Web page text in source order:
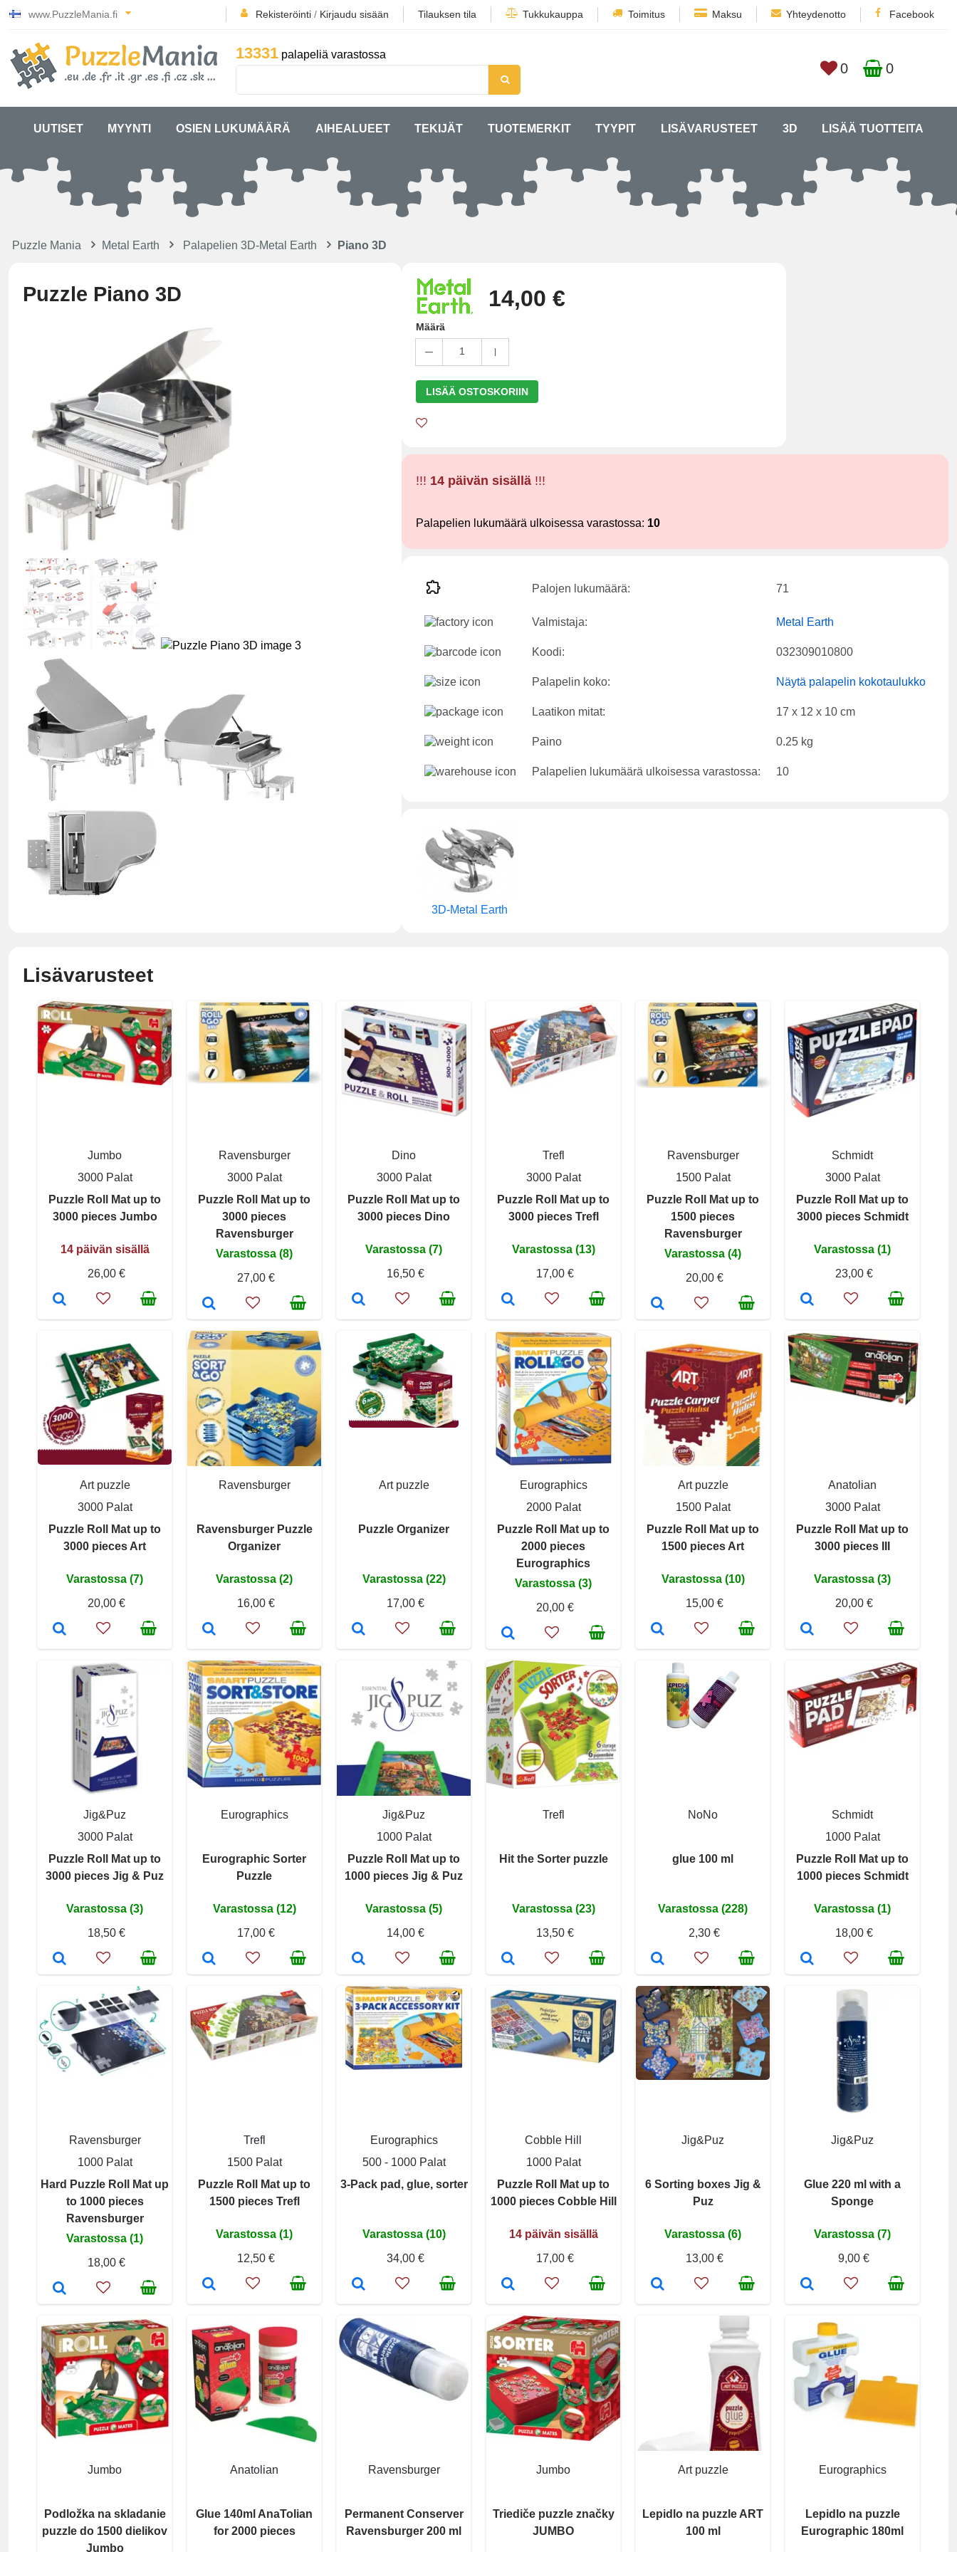
www.PuzzleMania.fi Rekisteröinti / Kirjaudu sisään Tilauksen tila Tukkukauppa Toimitus Maksu Yhteydenotto Facebook
13331 palapeliä varastossa
0 0
UUTISET MYYNTI OSIEN LUKUMÄÄRÄ AIHEALUEET TEKIJÄT TUOTEMERKIT TYYPIT LISÄVARUSTEET 3D LISÄÄ TUOTTEITA
Puzzle Mania Metal Earth Palapelien 3D-Metal Earth Piano 3D
Puzzle Piano 3D 14,00 €
Määrä
1
LISÄÄ OSTOSKORIIN
!!! 14 päivän sisällä !!!
Palapelien lukumäärä ulkoisessa varastossa: 10
Palojen lukumäärä: 71
Valmistaja: Metal Earth
Koodi: 032309010800
Palapelin koko: Näytä palapelin kokotaulukko
Laatikon mitat: 17 x 12 x 10 cm
Paino 0.25 kg
Palapelien lukumäärä ulkoisessa varastossa: 10
3D-Metal Earth
Lisävarusteet
Jumbo
3000 Palat
Puzzle Roll Mat up to
3000 pieces Jumbo
14 päivän sisällä
26,00 €
Ravensburger
3000 Palat
Puzzle Roll Mat up to
3000 pieces
Ravensburger
Varastossa (8)
27,00 €
Dino
3000 Palat
Puzzle Roll Mat up to
3000 pieces Dino
Varastossa (7)
16,50 €
Trefl
3000 Palat
Puzzle Roll Mat up to
3000 pieces Trefl
Varastossa (13)
17,00 €
Ravensburger
1500 Palat
Puzzle Roll Mat up to
1500 pieces
Ravensburger
Varastossa (4)
20,00 €
Schmidt
3000 Palat
Puzzle Roll Mat up to
3000 pieces Schmidt
Varastossa (1)
23,00 €
Art puzzle
3000 Palat
Puzzle Roll Mat up to
3000 pieces Art
Varastossa (7)
20,00 €
Ravensburger
Ravensburger Puzzle
Organizer
Varastossa (2)
16,00 €
Art puzzle
Puzzle Organizer
Varastossa (22)
17,00 €
Eurographics
2000 Palat
Puzzle Roll Mat up to
2000 pieces
Eurographics
Varastossa (3)
20,00 €
Art puzzle
1500 Palat
Puzzle Roll Mat up to
1500 pieces Art
Varastossa (10)
15,00 €
Anatolian
3000 Palat
Puzzle Roll Mat up to
3000 pieces III
Varastossa (3)
20,00 €
Jig&Puz
3000 Palat
Puzzle Roll Mat up to
3000 pieces Jig & Puz
Varastossa (3)
18,50 €
Eurographics
Eurographic Sorter
Puzzle
Varastossa (12)
17,00 €
Jig&Puz
1000 Palat
Puzzle Roll Mat up to
1000 pieces Jig & Puz
Varastossa (5)
14,00 €
Trefl
Hit the Sorter puzzle
Varastossa (23)
13,50 €
NoNo
glue 100 ml
Varastossa (228)
2,30 €
Schmidt
1000 Palat
Puzzle Roll Mat up to
1000 pieces Schmidt
Varastossa (1)
18,00 €
Ravensburger
1000 Palat
Hard Puzzle Roll Mat up
to 1000 pieces
Ravensburger
Varastossa (1)
18,00 €
Trefl
1500 Palat
Puzzle Roll Mat up to
1500 pieces Trefl
Varastossa (1)
12,50 €
Eurographics
500 - 1000 Palat
3-Pack pad, glue, sorter
Varastossa (10)
34,00 €
Cobble Hill
1000 Palat
Puzzle Roll Mat up to
1000 pieces Cobble Hill
14 päivän sisällä
17,00 €
Jig&Puz
6 Sorting boxes Jig &
Puz
Varastossa (6)
13,00 €
Jig&Puz
Glue 220 ml with a
Sponge
Varastossa (7)
9,00 €
Jumbo
Podložka na skladanie
puzzle do 1500 dielikov
Jumbo
Anatolian
Glue 140ml AnaTolian
for 2000 pieces
Ravensburger
Permanent Conserver
Ravensburger 200 ml
Jumbo
Triediče puzzle značky
JUMBO
Art puzzle
Lepidlo na puzzle ART
100 ml
Eurographics
Lepidlo na puzzle
Eurographic 180ml